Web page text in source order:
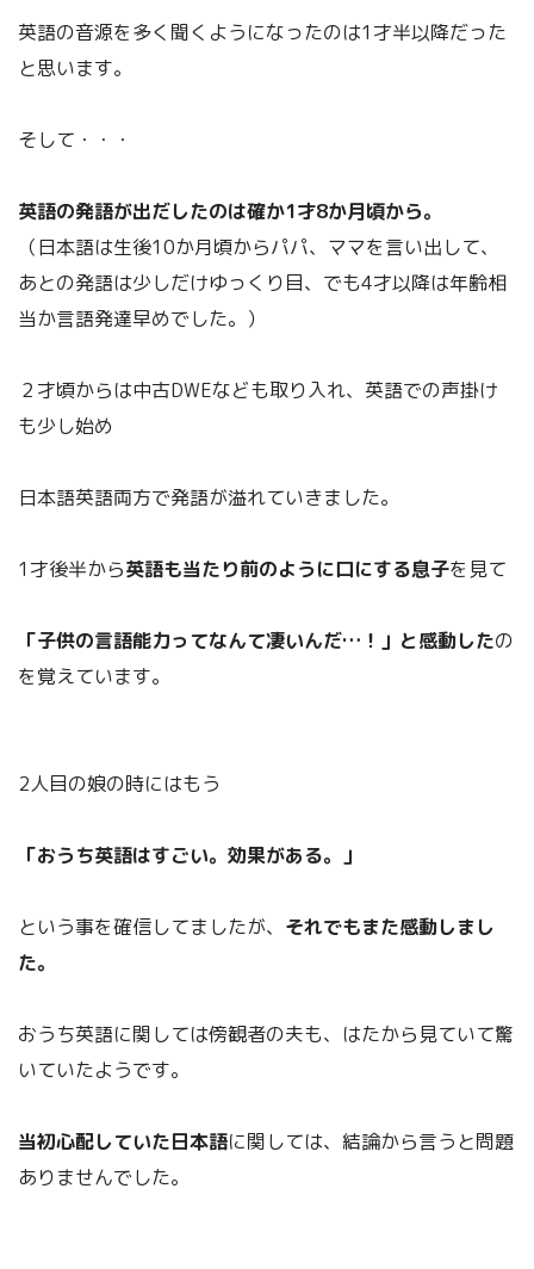
英語の音源を多く聞くようになったのは1才半以降だった
と思います。
そして・・・
英語の発語が出だしたのは確か1才8か月頃から。
（日本語は生後10か月頃からパパ、ママを言い出して、
あとの発語は少しだけゆっくり目、でも4才以降は年齢相
当か言語発達早めでした。）
２才頃からは中古DWEなども取り入れ、英語での声掛け
も少し始め
日本語英語両方で発語が溢れていきました。
1才後半から英語も当たり前のように口にする息子を見て
「子供の言語能力ってなんて凄いんだ…！」と感動したの
を覚えています。
2人目の娘の時にはもう
「おうち英語はすごい。効果がある。」
という事を確信してましたが、 それでもまた感動しまし
た。
おうち英語に関しては傍観者の夫も、はたから見ていて驚
いていたようです。
当初心配していた日本語に関しては、結論から言うと問題
ありませんでした。